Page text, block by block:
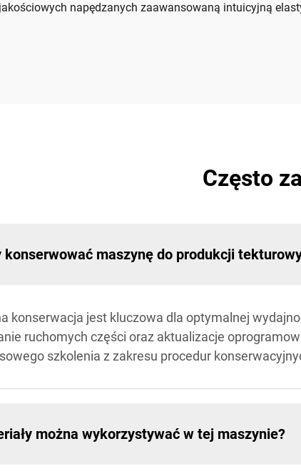
napędzanych zaawansowaną intuicyjną
Często
maszynę do produkcji
konserwacja jest kluczowa dla optymalnej
ruchomych części oraz aktualizacje
szkolenia z zakresu procedur
można wykorzystywać w tej maszynie?